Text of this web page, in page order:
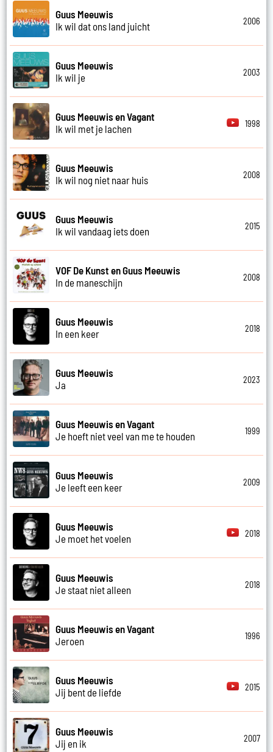
Guus Meeuwis
Ik wil dat ons land juicht
2006
Guus Meeuwis
Ik wil je
2003
Guus Meeuwis en Vagant
Ik wil met je lachen
1998
Guus Meeuwis
Ik wil nog niet naar huis
2008
Guus Meeuwis
Ik wil vandaag iets doen
2015
VOF De Kunst en Guus Meeuwis
In de maneschijn
2008
Guus Meeuwis
In een keer
2018
Guus Meeuwis
Ja
2023
Guus Meeuwis en Vagant
Je hoeft niet veel van me te houden
1999
Guus Meeuwis
Je leeft een keer
2009
Guus Meeuwis
Je moet het voelen
2018
Guus Meeuwis
Je staat niet alleen
2018
Guus Meeuwis en Vagant
Jeroen
1996
Guus Meeuwis
Jij bent de liefde
2015
Guus Meeuwis
Jij en ik
2007